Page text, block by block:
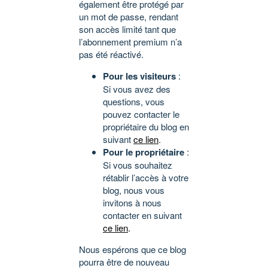
également être protégé par
un mot de passe, rendant
son accès limité tant que
l’abonnement premium n’a
pas été réactivé.
Pour les visiteurs :
Si vous avez des
questions, vous
pouvez contacter le
propriétaire du blog en
suivantce lien.
Pour le propriétaire :
Si vous souhaitez
rétablir l’accès à votre
blog, nous vous
invitons à nous
contacter en suivant
ce lien.
Nous espérons que ce blog
pourra être de nouveau